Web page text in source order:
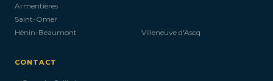
Armentières
Saint-Omer
Hénin-Beaumont
Villeneuve d'Ascq
CONTACT